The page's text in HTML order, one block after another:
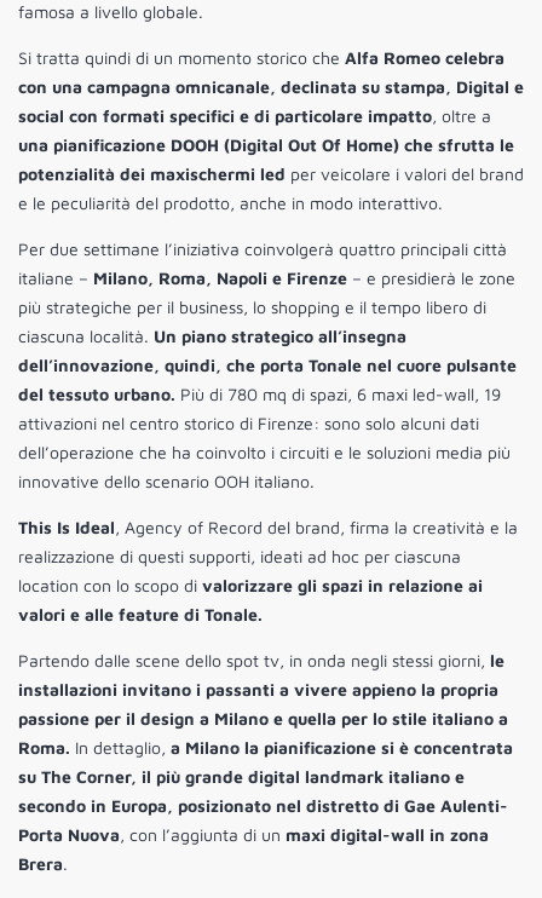
famosa a livello globale.
Si tratta quindi di un momento storico che Alfa Romeo celebra
con una campagna omnicanale, declinata su stampa, Digital e
social con formati specifici e di particolare impatto, oltre a
una pianificazione DOOH (Digital Out Of Home) che sfrutta le
potenzialità dei maxischermi led per veicolare i valori del brand
e le peculiarità del prodotto, anche in modo interattivo.
Per due settimane l’iniziativa coinvolgerà quattro principali città
italiane – Milano, Roma, Napoli e Firenze – e presidierà le zone
più strategiche per il business, lo shopping e il tempo libero di
ciascuna località. Un piano strategico all’insegna
dell’innovazione, quindi, che porta Tonale nel cuore pulsante
del tessuto urbano. Più di 780 mq di spazi, 6 maxi led-wall, 19
attivazioni nel centro storico di Firenze: sono solo alcuni dati
dell’operazione che ha coinvolto i circuiti e le soluzioni media più
innovative dello scenario OOH italiano.
This Is Ideal, Agency of Record del brand, firma la creatività e la
realizzazione di questi supporti, ideati ad hoc per ciascuna
location con lo scopo di valorizzare gli spazi in relazione ai
valori e alle feature di Tonale.
Partendo dalle scene dello spot tv, in onda negli stessi giorni, le
installazioni invitano i passanti a vivere appieno la propria
passione per il design a Milano e quella per lo stile italiano a
Roma. In dettaglio, a Milano la pianificazione si è concentrata
su The Corner, il più grande digital landmark italiano e
secondo in Europa, posizionato nel distretto di Gae Aulenti-
Porta Nuova, con l’aggiunta di un maxi digital-wall in zona
Brera.